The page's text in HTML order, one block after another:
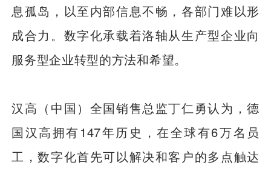
息孤岛，以至内部信息不畅，各部门难以形
成合力。数字化承载着洛轴从生产型企业向
服务型企业转型的方法和希望。
汉高（中国）全国销售总监丁仁勇认为，德
国汉高拥有147年历史，在全球有6万名员
工，数字化首先可以解决和客户的多点触达